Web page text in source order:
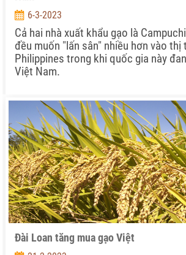
6-3-2023
Cả hai nhà xuất khẩu gạo là
đều muốn "lấn sân" nhiều hơn vào thị
Philippines trong khi quốc gia này
Việt Nam.
Đài Loan tăng mua gạo Việt